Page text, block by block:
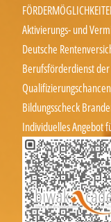
Aktivierungs- und
Deutsche
Berufsförderdienst
Bildungsscheck
Individuelles Angebot